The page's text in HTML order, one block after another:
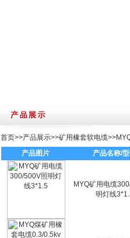
首页>>产品展示>>矿用橡套软电缆>>
产品图片
产品名称/
MYQ矿用电缆
明灯线